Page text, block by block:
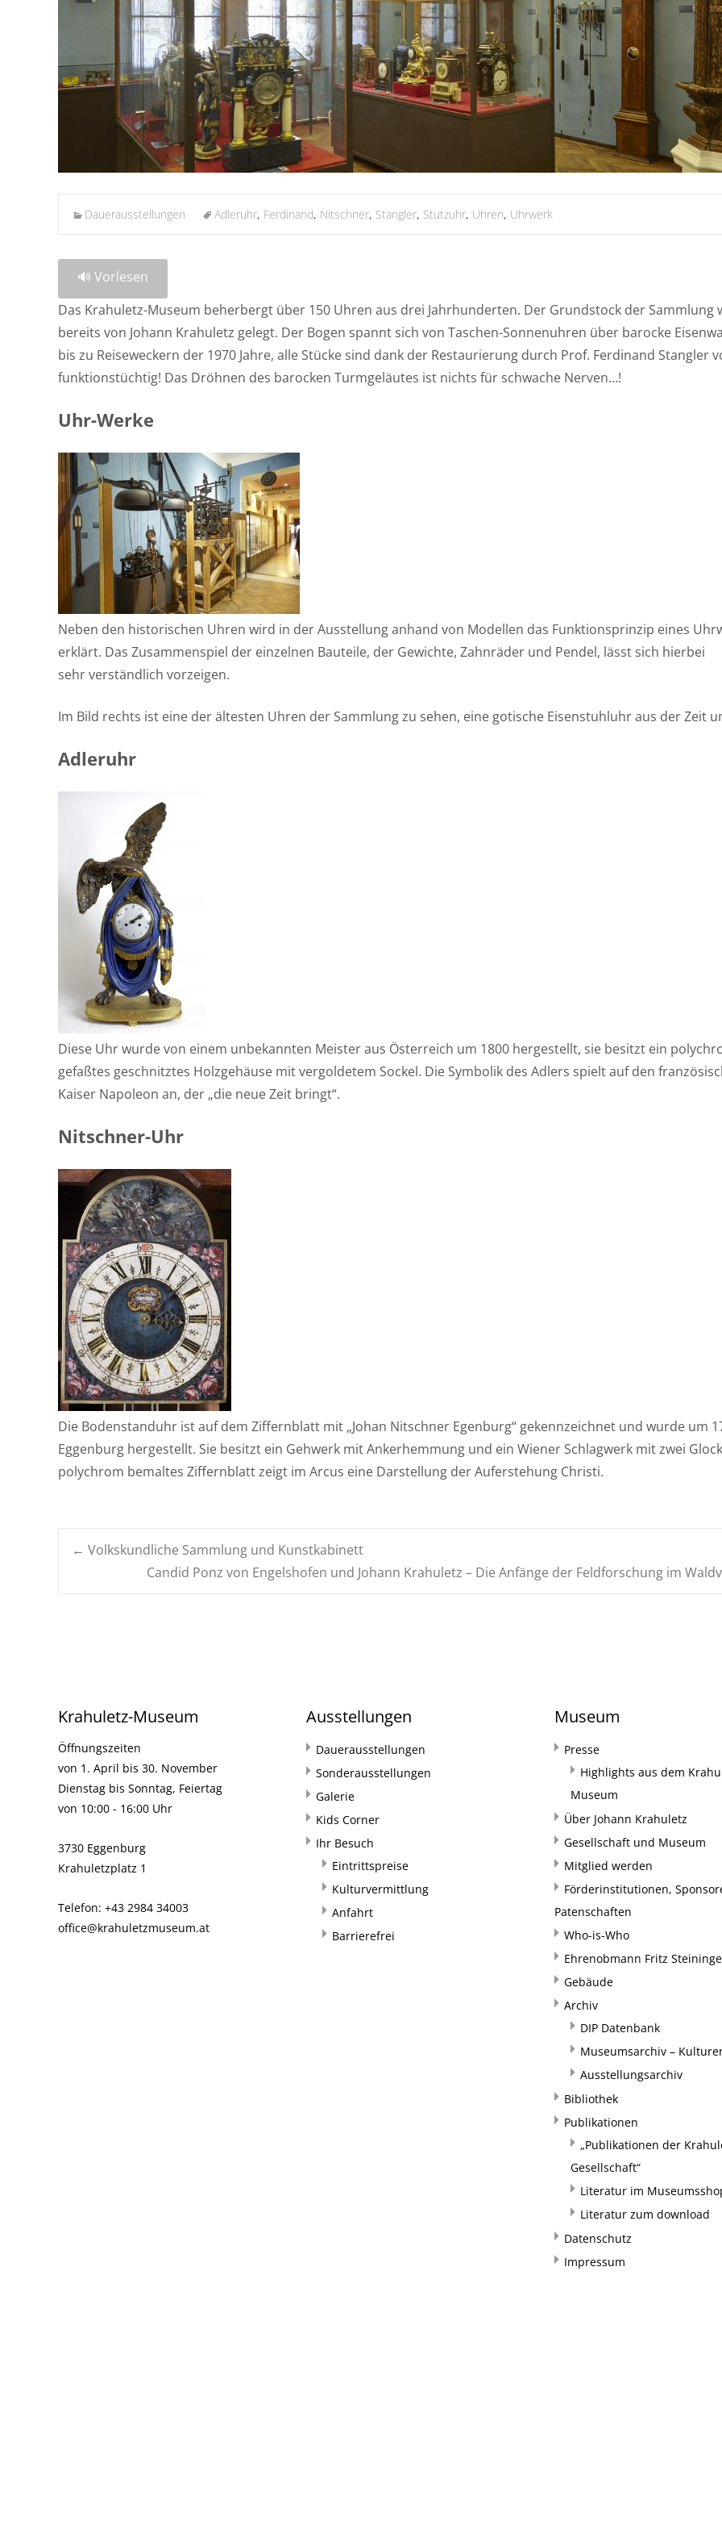
Dauerausstellungen Adleruhr, Ferdinand, Nitschner, Stangler, Stutzuhr, Uhren, Uhrwerk
🔊 Vorlesen
Das Krahuletz-Museum beherbergt über 150 Uhren aus drei Jahrhunderten. Der Grundstock der Sammlung
bereits von Johann Krahuletz gelegt. Der Bogen spannt sich von Taschen-Sonnenuhren über barocke
bis zu Reiseweckern der 1970 Jahre, alle Stücke sind dank der Restaurierung durch Prof. Ferdinand Stangler
funktionstüchtig! Das Dröhnen des barocken Turmgeläutes ist nichts für schwache Nerven…!
Uhr-Werke
Neben den historischen Uhren wird in der Ausstellung anhand von Modellen das Funktionsprinzip eines
erklärt. Das Zusammenspiel der einzelnen Bauteile, der Gewichte, Zahnräder und Pendel, lässt sich hierbei
sehr verständlich vorzeigen.
Im Bild rechts ist eine der ältesten Uhren der Sammlung zu sehen, eine gotische Eisenstuhluhr aus der Zeit
Adleruhr
Diese Uhr wurde von einem unbekannten Meister aus Österreich um 1800 hergestellt, sie besitzt ein
gefaßtes geschnitztes Holzgehäuse mit vergoldetem Sockel. Die Symbolik des Adlers spielt auf den
Kaiser Napoleon an, der „die neue Zeit bringt“.
Nitschner-Uhr
Die Bodenstanduhr ist auf dem Ziffernblatt mit „Johan Nitschner Egenburg“ gekennzeichnet und wurde um
Eggenburg hergestellt. Sie besitzt ein Gehwerk mit Ankerhemmung und ein Wiener Schlagwerk mit zwei
polychrom bemaltes Ziffernblatt zeigt im Arcus eine Darstellung der Auferstehung Christi.
Navigation
posten
← Volkskundliche Sammlung und Kunstkabinett
Candid Ponz von Engelshofen und Johann Krahuletz – Die Anfänge der Feldforschung im
Krahuletz-Museum
Öffnungszeiten
von 1. April bis 30. November
Dienstag bis Sonntag, Feiertag
von 10:00 - 16:00 Uhr
3730 Eggenburg
Krahuletzplatz 1
Telefon: +43 2984 34003
office@krahuletzmuseum.at
Ausstellungen
Dauerausstellungen
Sonderausstellungen
Galerie
Kids Corner
Ihr Besuch
Eintrittspreise
Kulturvermittlung
Anfahrt
Barrierefrei
Museum
Presse
Highlights aus dem
Museum
Über Johann Krahuletz
Gesellschaft und Museum
Mitglied werden
Förderinstitutionen,
Patenschaften
Who-is-Who
Ehrenobmann Fritz
Gebäude
Archiv
DIP Datenbank
Museumsarchiv –
Ausstellungsarchiv
Bibliothek
Publikationen
„Publikationen der
Gesellschaft“
Literatur im
Literatur zum download
Datenschutz
Impressum